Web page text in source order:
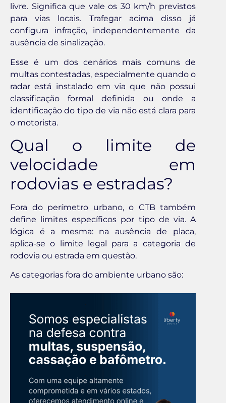
livre. Significa que vale os 30 km/h previstos
para vias locais. Trafegar acima disso já
configura infração, independentemente da
ausência de sinalização.
Esse é um dos cenários mais comuns de
multas contestadas, especialmente quando o
radar está instalado em via que não possui
classificação formal definida ou onde a
identificação do tipo de via não está clara para
o motorista.
Qual o limite de
velocidade em
rodovias e estradas?
Fora do perímetro urbano, o CTB também
define limites específicos por tipo de via. A
lógica é a mesma: na ausência de placa,
aplica-se o limite legal para a categoria de
rodovia ou estrada em questão.
As categorias fora do ambiente urbano são: